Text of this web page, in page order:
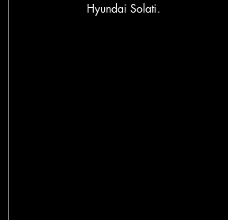
Hyundai Solati.